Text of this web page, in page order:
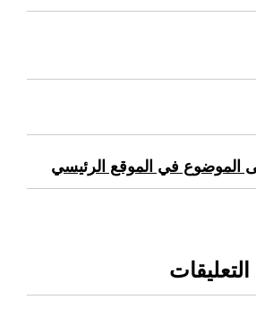
الموضوع في الموقع الرئيسي
التعليقات